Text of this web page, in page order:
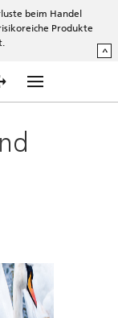
beim Handel
Produkte
^